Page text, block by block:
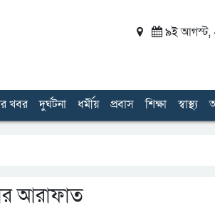
৯ই আগস্ট,
খবর দুর্ঘটনা ধর্মীয় প্রবাস শিক্ষা স্বাস্থ্য
আরাফাত